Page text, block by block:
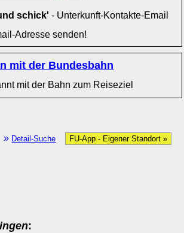
schick' - Unterkunft-Kontakte-Email
Adresse senden!
mit der Bundesbahn
mit der Bahn zum Reiseziel
Detail-Suche FU-App - Eigener Standort »
: